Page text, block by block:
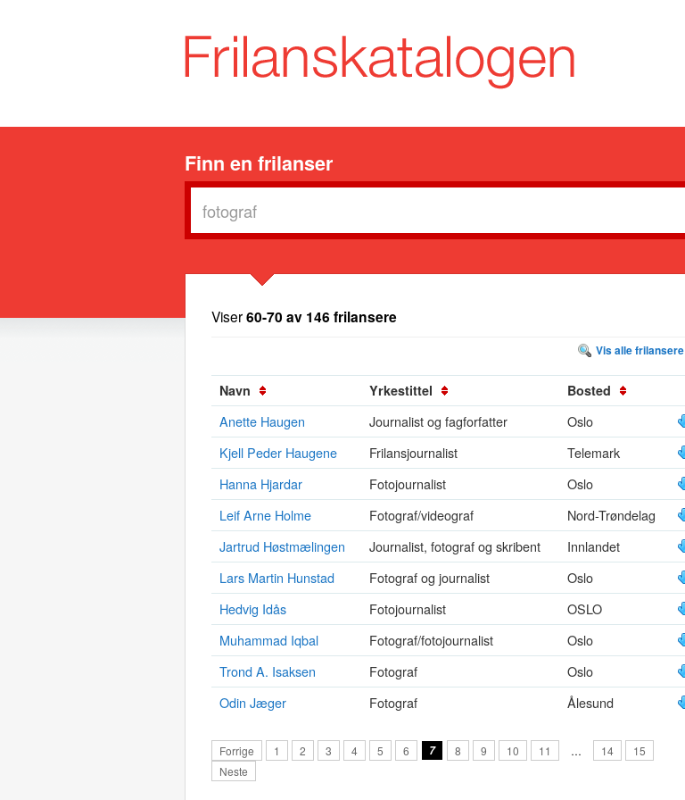
Finn en frilanser
Viser60-70 av 146 frilansere
Vis alle frilansere
Navn Yrkestittel Bosted
Anette Haugen Journalist og fagforfatter
Oslo
Kjell Peder Haugene
Frilansjournalist
Telemark
Hanna Hjardar
Fotojournalist
Oslo
Leif Arne Holme
Fotograf/videograf
Nord-Trøndelag
Jartrud Høstmælingen
Journalist, fotograf og skribent
Innlandet
Lars Martin Hunstad
Fotograf og journalist
Oslo
Hedvig Idås
Fotojournalist
OSLO
Muhammad Iqbal
Fotograf/fotojournalist
Oslo
Trond A. Isaksen
Fotograf
Oslo
Odin Jæger
Fotograf Ålesund
Forrige 1 2 3 4 5 6 7 8 9 10 11 … 14
15
Neste